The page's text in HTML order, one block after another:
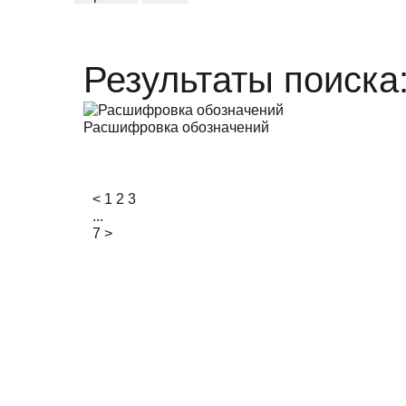
Результаты
Расшифровка обозначений
< 1 2 3
...
7 >